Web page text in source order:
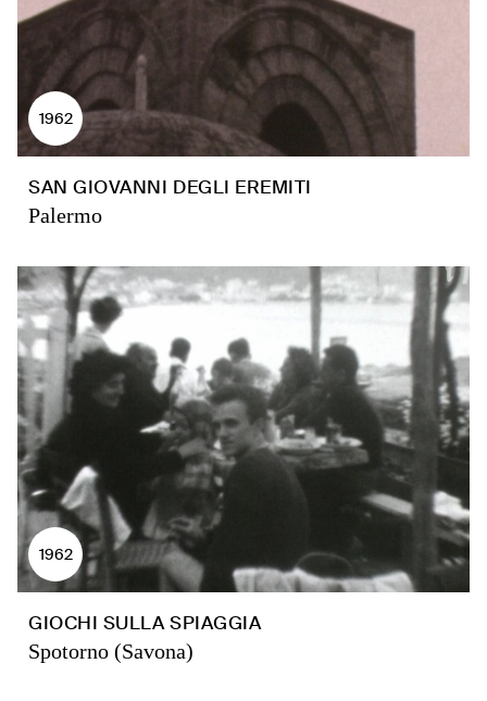
1962
SAN GIOVANNI DEGLI EREMITI
Palermo
1962
GIOCHI SULLA SPIAGGIA
Spotorno (Savona)